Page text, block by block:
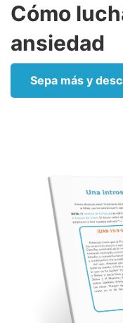
Cómo
ansiedad
Sepa más y